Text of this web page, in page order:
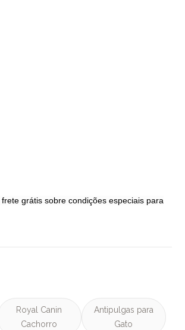
grátis sobre condições especiais para
Royal Canin
Cachorro
Antipulgas para
Gato